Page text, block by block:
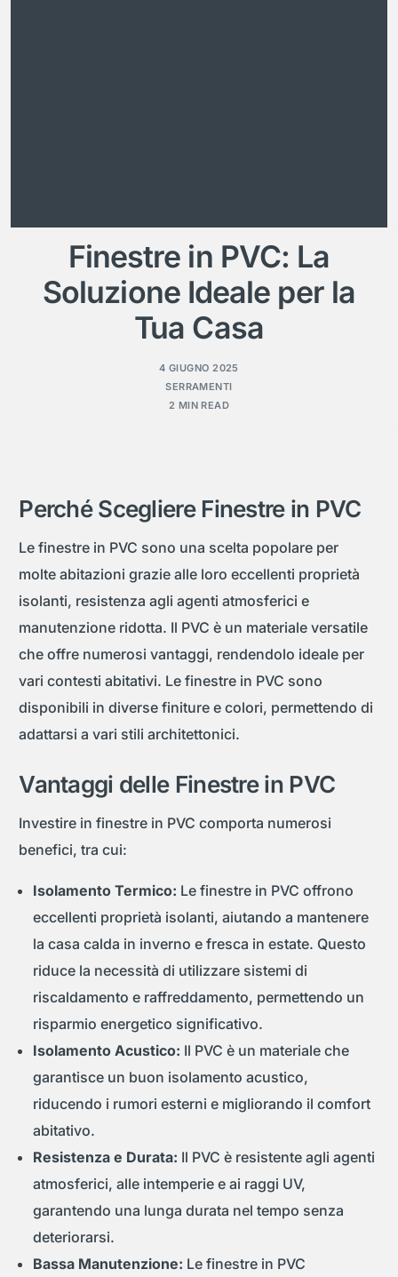
Finestre in PVC: La
Soluzione Ideale per la
Tua Casa
4 GIUGNO 2025
SERRAMENTI
2 MIN READ
Perché Scegliere Finestre in PVC
Le finestre in PVC sono una scelta popolare per
molte abitazioni grazie alle loro eccellenti proprietà
isolanti, resistenza agli agenti atmosferici e
manutenzione ridotta. Il PVC è un materiale versatile
che offre numerosi vantaggi, rendendolo ideale per
vari contesti abitativi. Le finestre in PVC sono
disponibili in diverse finiture e colori, permettendo di
adattarsi a vari stili architettonici.
Vantaggi delle Finestre in PVC
Investire in finestre in PVC comporta numerosi
benefici, tra cui:
Isolamento Termico: Le finestre in PVC offrono
eccellenti proprietà isolanti, aiutando a mantenere
la casa calda in inverno e fresca in estate. Questo
riduce la necessità di utilizzare sistemi di
riscaldamento e raffreddamento, permettendo un
risparmio energetico significativo.
Isolamento Acustico: Il PVC è un materiale che
garantisce un buon isolamento acustico,
riducendo i rumori esterni e migliorando il comfort
abitativo.
Resistenza e Durata: Il PVC è resistente agli agenti
atmosferici, alle intemperie e ai raggi UV,
garantendo una lunga durata nel tempo senza
deteriorarsi.
Bassa Manutenzione: Le finestre in PVC